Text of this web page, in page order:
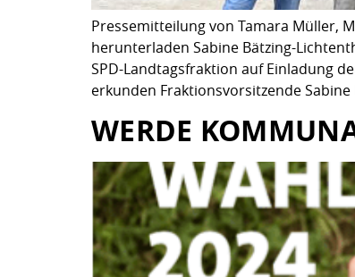
Pressemitteilung von Tamara Müller,
herunterladen Sabine Bätzing-
SPD-Landtagsfraktion auf Einladung
erkunden Fraktionsvorsitzende
WERDE